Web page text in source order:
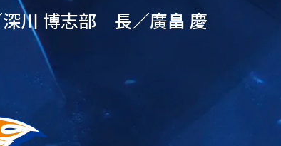
川 博志部 長／廣畠 慶